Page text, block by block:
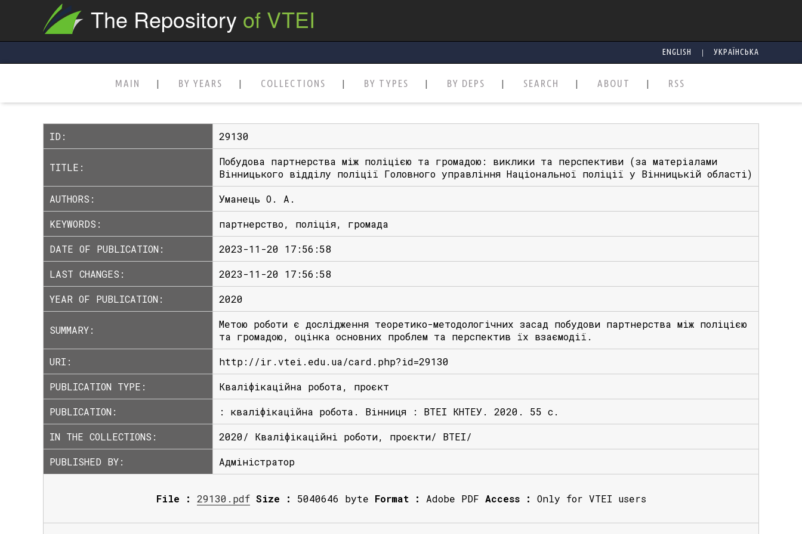
The Repository of VTEI
ENGLISH | УКРАЇНСЬКА
MAIN BY YEARS COLLECTIONS BY TYPES BY DEPS SEARCH ABOUT RSS
ID: 29130
TITLE:
Побудова партнерства між поліцією та громадою: виклики та перспективи (за матеріалами
Вінницького відділу поліції Головного управління Національної поліції у Вінницькій області)
AUTHORS:
Уманець О. А.
KEYWORDS:
партнерство, поліція, громада
DATE OF PUBLICATION:
2023-11-20 17:56:58
LAST CHANGES:
2023-11-20 17:56:58
YEAR OF PUBLICATION:
2020
SUMMARY:
Метою роботи є дослідження теоретико-методологічних засад побудови партнерства між поліцією
та громадою, оцінка основних проблем та перспектив їх взаємодії.
URI:
http://ir.vtei.edu.ua/card.php?id=29130
PUBLICATION TYPE:
Кваліфікаційна робота, проєкт
PUBLICATION:
: кваліфікаційна робота. Вінниця : ВТЕІ КНТЕУ. 2020. 55 с.
IN THE COLLECTIONS:
2020/ Кваліфікаційні роботи, проєкти/ ВТЕІ/
PUBLISHED BY:
Адміністратор
File : 29130.pdf Size : 5040646 byte Format : Adobe PDF Access : Only for VTEI users